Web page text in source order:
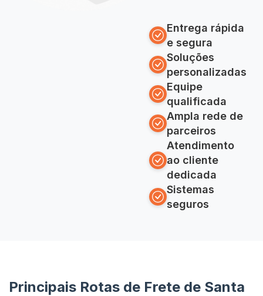
Entrega rápida
e segura
Soluções
personalizadas
Equipe
qualificada
Ampla rede de
parceiros
Atendimento
ao cliente
dedicada
Sistemas
seguros
Principais Rotas de Frete de Santa